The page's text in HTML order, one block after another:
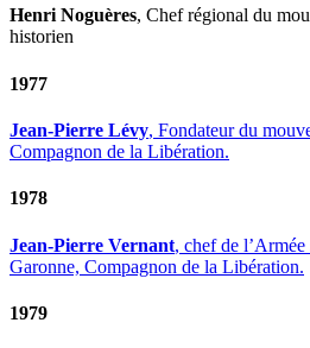
Henri Noguères, Chef régional du
historien
1977
Jean-Pierre Lévy, Fondateur du
Compagnon de la Libération.
1978
Jean-Pierre Vernant, chef de
Garonne, Compagnon de la Libération.
1979